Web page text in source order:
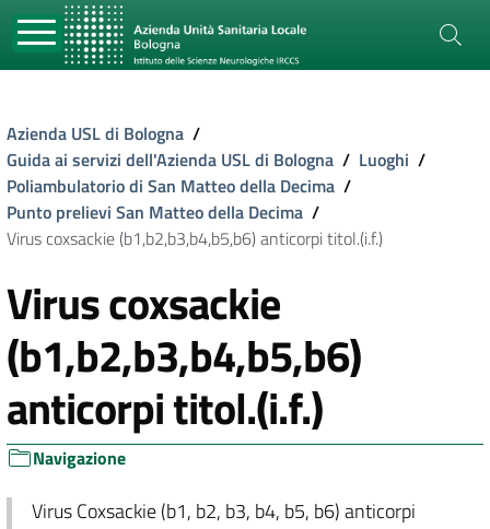
Azienda USL di Bologna /
Guida ai servizi dell'Azienda USL di Bologna / Luoghi /
Poliambulatorio di San Matteo della Decima /
Punto prelievi San Matteo della Decima /
Virus coxsackie (b1,b2,b3,b4,b5,b6) anticorpi titol.(i.f.)
Virus coxsackie
(b1,b2,b3,b4,b5,b6)
anticorpi titol.(i.f.)
Navigazione
Virus Coxsackie (b1, b2, b3, b4, b5, b6) anticorpi